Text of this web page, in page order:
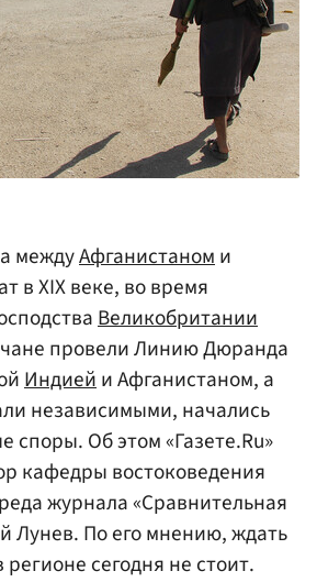
междуАфганистаноми
в XIX веке, во время
Великобритании
провели Линию Дюранда
Индиейи Афганистаном, а
независимыми, начались
споры. Об этом «Газете.Ru»
кафедры востоковедения
журнала «Сравнительная
Лунев. По его мнению, ждать
сегодня не стоит.